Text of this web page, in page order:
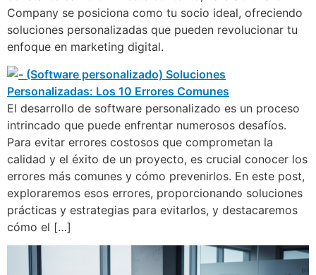
Company se posiciona como tu socio ideal, ofreciendo
soluciones personalizadas que pueden revolucionar tu
enfoque en marketing digital.
El desarrollo de software personalizado es un proceso
intrincado que puede enfrentar numerosos desafíos.
Para evitar errores costosos que comprometan la
calidad y el éxito de un proyecto, es crucial conocer los
errores más comunes y cómo prevenirlos. En este post,
exploraremos esos errores, proporcionando soluciones
prácticas y estrategias para evitarlos, y destacaremos
cómo el […]